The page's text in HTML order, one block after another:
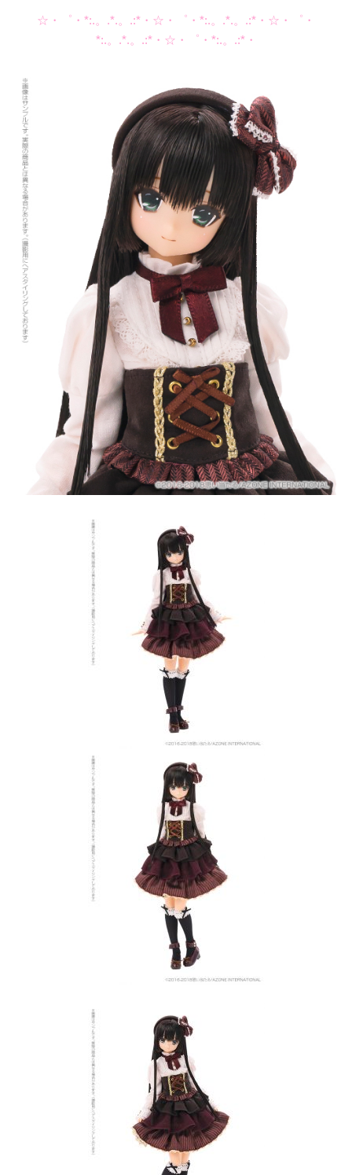
☆・゜・*:.。.*.。.:*・☆・゜・*:.。.*.。.:*・☆・゜・
*:.。.*.。.:*・☆・゜・*:.。.:*・